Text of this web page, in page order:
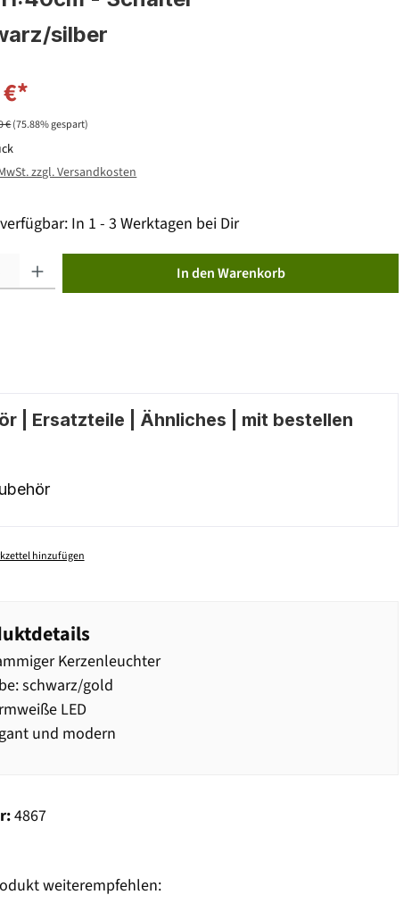
silber
€(75.88% gespart)
zzgl. Versandkosten
In 1 - 3 Werktagen bei Dir
In den Warenkorb
| Ersatzteile | Ähnliches | mit bestellen
hinzufügen
Kerzenleuchter
schwarz/gold
LED
und modern
4867
weiterempfehlen: